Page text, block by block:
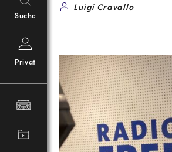
Suche
Privat
Luigi Cravallo